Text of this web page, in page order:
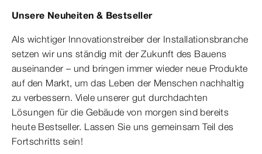
Unsere Neuheiten & Bestseller
Als wichtiger Innovationstreiber der Installationsbranche
setzen wir uns ständig mit der Zukunft des Bauens
auseinander – und bringen immer wieder neue Produkte
auf den Markt, um das Leben der Menschen nachhaltig
zu verbessern. Viele unserer gut durchdachten
Lösungen für die Gebäude von morgen sind bereits
heute Bestseller. Lassen Sie uns gemeinsam Teil des
Fortschritts sein!